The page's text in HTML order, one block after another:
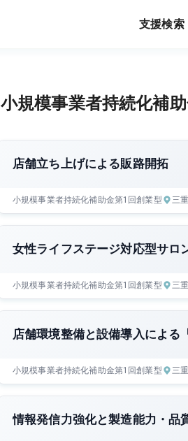
支援検索
小規模事業者持続化補
店舗立ち上げによる販路開拓
小規模事業者持続化補助金第1回創業型 三
女性ライフステージ対応型サロ
小規模事業者持続化補助金第1回創業型 三
店舗環境整備と設備導入による
小規模事業者持続化補助金第1回創業型 三
情報発信力強化と製造能力・品